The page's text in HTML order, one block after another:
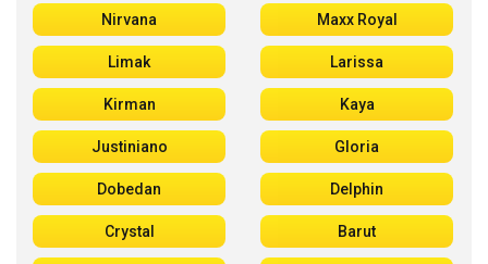
Nirvana Maxx Royal
Limak Larissa
Kirman Kaya
Justiniano Gloria
Dobedan Delphin
Crystal Barut